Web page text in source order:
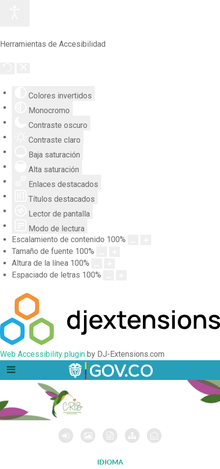
Herramientas de Accesibilidad
Colores invertidos
Monocromo
Contraste oscuro
Contraste claro
Baja saturación
Alta saturación
Enlaces destacados
Títulos destacados
Lector de pantalla
Modo de lectura
Escalamiento de contenido 100%
Tamaño de fuente 100%
Altura de la línea 100%
Espaciado de letras 100%
Web Accessibility plugin by DJ-Extensions.com
IDIOMA